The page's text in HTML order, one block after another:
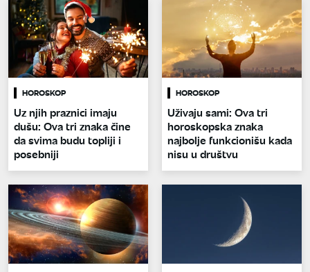
HOROSKOP
Uz njih praznici imaju
dušu: Ova tri znaka čine
da svima budu topliji i
posebniji
HOROSKOP
Uživaju sami: Ova tri
horoskopska znaka
najbolje funkcionišu kada
nisu u društvu